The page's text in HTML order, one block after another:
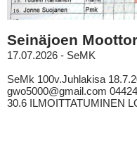
Seinäjoen
17.07.2026 - SeMK
SeMk 100v.Juhlakisa
gwo5000@gmail.com
30.6 ILMOITTATUMINEN